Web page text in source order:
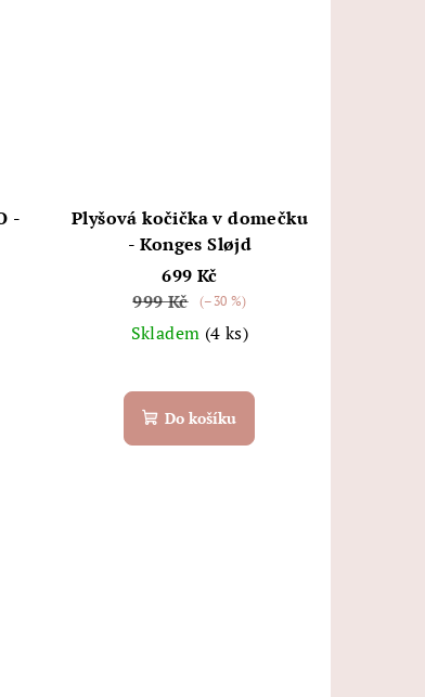
-
Plyšová kočička v domečku
- Konges Sløjd
699 Kč
999 Kč
(–30 %)
Skladem (4 ks)
Do košíku